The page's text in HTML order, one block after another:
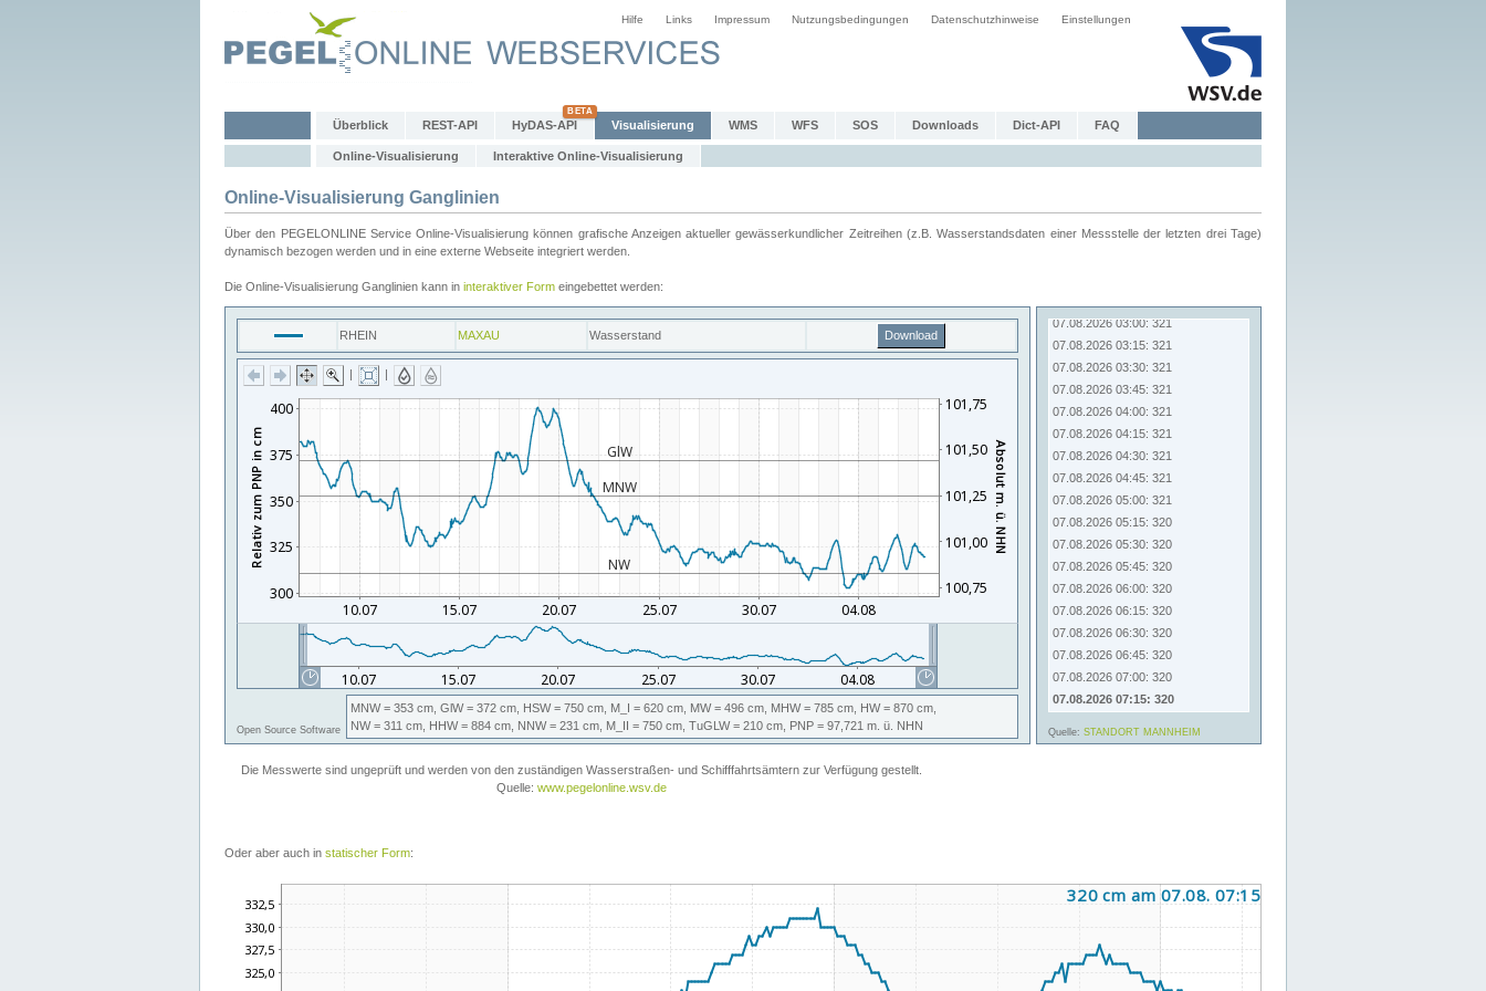
Hilfe Links Impressum Nutzungsbedingungen Datenschutzhinweise Einstellungen
Überblick REST-API HyDAS-API Visualisierung WMS WFS SOS Downloads Dict-API FAQ
Online-Visualisierung Interaktive Online-Visualisierung
Online-Visualisierung Ganglinien
Über den PEGELONLINE Service Online-Visualisierung können grafische Anzeigen aktueller gewässerkundlicher Zeitreihen (z.B. Wasserstandsdaten einer Messstelle der letzten drei Tage)
dynamisch bezogen werden und in eine externe Webseite integriert werden.
Die Online-Visualisierung Ganglinien kann in interaktiver Form eingebettet werden:
Oder aber auch in statischer Form: